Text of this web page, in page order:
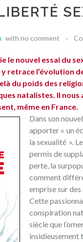
with no comment
le nouvel essai du
y retrace l’évolution
du poids des
natalistes. Il nous
même en France.
Dans son
apporter « un
la sexualité ».
permis de
perte, la
comment
emprise sur
Cette
conspiration
siècle que
insidieusement